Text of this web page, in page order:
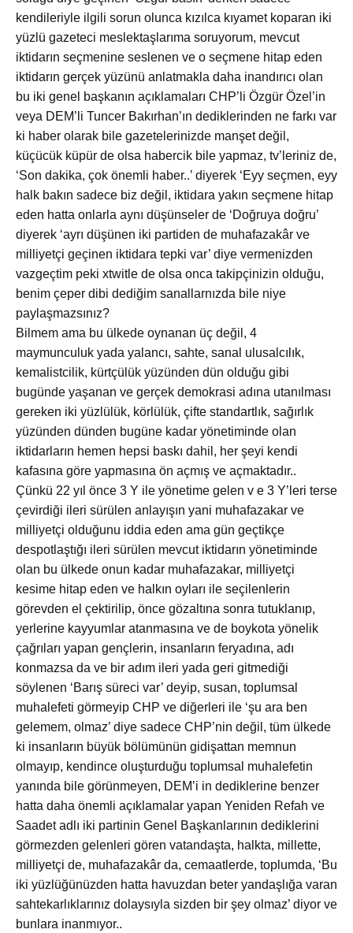
kendileriyle ilgili sorun olunca kızılca kıyamet koparan iki
yüzlü gazeteci meslektaşlarıma soruyorum, mevcut
iktidarın seçmenine seslenen ve o seçmene hitap eden
iktidarın gerçek yüzünü anlatmakla daha inandırıcı olan
bu iki genel başkanın açıklamaları CHP’li Özgür Özel’in
veya DEM’li Tuncer Bakırhan’ın dediklerinden ne farkı var
ki haber olarak bile gazetelerinizde manşet değil,
küçücük küpür de olsa habercik bile yapmaz, tv’leriniz de,
‘Son dakika, çok önemli haber..’ diyerek ‘Eyy seçmen, eyy
halk bakın sadece biz değil, iktidara yakın seçmene hitap
eden hatta onlarla aynı düşünseler de ‘Doğruya doğru’
diyerek ‘ayrı düşünen iki partiden de muhafazakâr ve
milliyetçi geçinen iktidara tepki var’ diye vermenizden
vazgeçtim peki xtwitle de olsa onca takipçinizin olduğu,
benim çeper dibi dediğim sanallarnızda bile niye
paylaşmazsınız?
Bilmem ama bu ülkede oynanan üç değil, 4
maymunculuk yada yalancı, sahte, sanal ulusalcılık,
kemalistcilik, kürtçülük yüzünden dün olduğu gibi
bugünde yaşanan ve gerçek demokrasi adına utanılması
gereken iki yüzlülük, körlülük, çifte standartlık, sağırlık
yüzünden dünden bugüne kadar yönetiminde olan
iktidarların hemen hepsi baskı dahil, her şeyi kendi
kafasına göre yapmasına ön açmış ve açmaktadır..
Çünkü 22 yıl önce 3 Y ile yönetime gelen v e 3 Y’leri terse
çevirdiği ileri sürülen anlayışın yani muhafazakar ve
milliyetçi olduğunu iddia eden ama gün geçtikçe
despotlaştığı ileri sürülen mevcut iktidarın yönetiminde
olan bu ülkede onun kadar muhafazakar, milliyetçi
kesime hitap eden ve halkın oyları ile seçilenlerin
görevden el çektirilip, önce gözaltına sonra tutuklanıp,
yerlerine kayyumlar atanmasına ve de boykota yönelik
çağrıları yapan gençlerin, insanların feryadına, adı
konmazsa da ve bir adım ileri yada geri gitmediği
söylenen ‘Barış süreci var’ deyip, susan, toplumsal
muhalefeti görmeyip CHP ve diğerleri ile ‘şu ara ben
gelemem, olmaz’ diye sadece CHP’nin değil, tüm ülkede
ki insanların büyük bölümünün gidişattan memnun
olmayıp, kendince oluşturduğu toplumsal muhalefetin
yanında bile görünmeyen, DEM’i in dediklerine benzer
hatta daha önemli açıklamalar yapan Yeniden Refah ve
Saadet adlı iki partinin Genel Başkanlarının dediklerini
görmezden gelenleri gören vatandaşta, halkta, millette,
milliyetçi de, muhafazakâr da, cemaatlerde, toplumda, ‘Bu
iki yüzlüğünüzden hatta havuzdan beter yandaşlığa varan
sahtekarlıklarınız dolaysıyla sizden bir şey olmaz’ diyor ve
bunlara inanmıyor..